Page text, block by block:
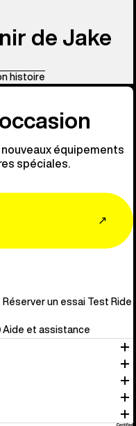
de Jake
histoire
équipements
spéciales.
↗
Réserver un essai Test Ride
Aide et assistance